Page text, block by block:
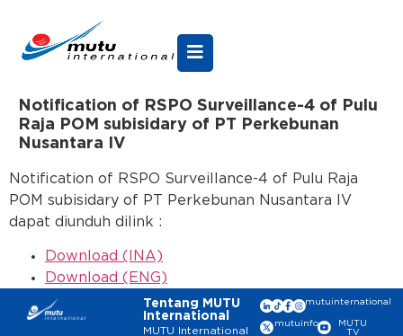
Notification of RSPO Surveillance-4 of Pulu
Raja POM subisidary of PT Perkebunan
Nusantara IV
Notification of RSPO Surveillance-4 of Pulu Raja
POM subisidary of PT Perkebunan Nusantara IV
dapat diunduh dilink :
Download (INA)
Download (ENG)
Tentang MUTU
International
MUTU International
mutuinternational
mutuinfo
MUTU
TV